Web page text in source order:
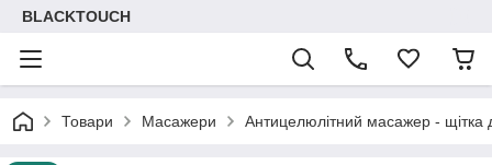
BLACKTOUCH
Товари Масажери Антицелюлітний масажер -